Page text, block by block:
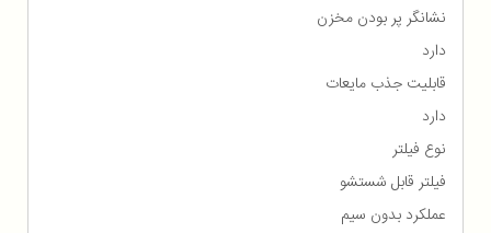
نشانگر پر بودن مخزن
دارد
قابلیت جذب مایعات
دارد
نوع فیلتر
فیلتر قابل شستشو
عملکرد بدون سیم